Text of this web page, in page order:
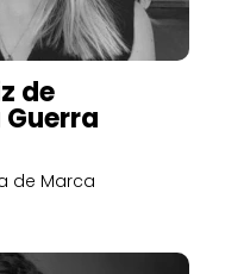
de
de Marca